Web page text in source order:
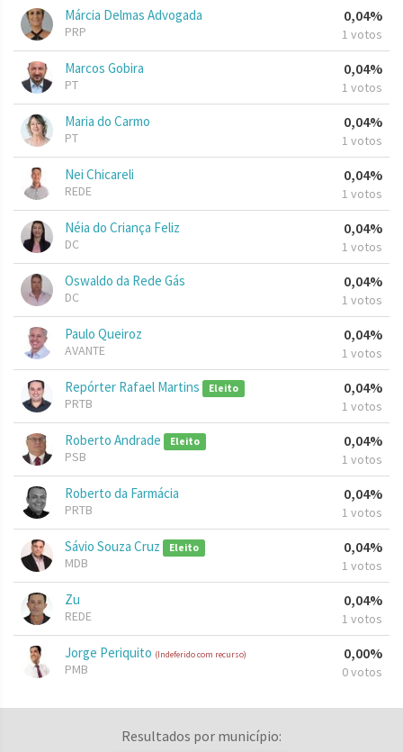
Márcia Delmas Advogada
PRP
0,04%
1 votos
Marcos Gobira
PT
0,04%
1 votos
Maria do Carmo
PT
0,04%
1 votos
Nei Chicareli
REDE
0,04%
1 votos
Néia do Criança Feliz
DC
0,04%
1 votos
Oswaldo da Rede Gás
DC
0,04%
1 votos
Paulo Queiroz
AVANTE
0,04%
1 votos
Repórter Rafael Martins Eleito
PRTB
0,04%
1 votos
Roberto Andrade Eleito
PSB
0,04%
1 votos
Roberto da Farmácia
PRTB
0,04%
1 votos
Sávio Souza Cruz Eleito
MDB
0,04%
1 votos
Zu
REDE
0,04%
1 votos
Jorge Periquito (Indeferido com recurso)
PMB
0,00%
0 votos
Resultados por município: